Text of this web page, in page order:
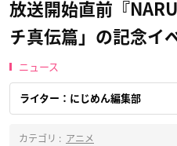
放送開始直前『
チ真伝篇」の記念イ
ニュース
ライター：にじめん編集部
カテゴリ : アニメ